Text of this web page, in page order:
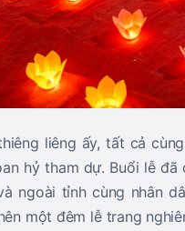
liêng ấy, tất cả
hỷ tham dự. Buổi lễ
ngoài tỉnh cùng nhân
một đêm lễ trang